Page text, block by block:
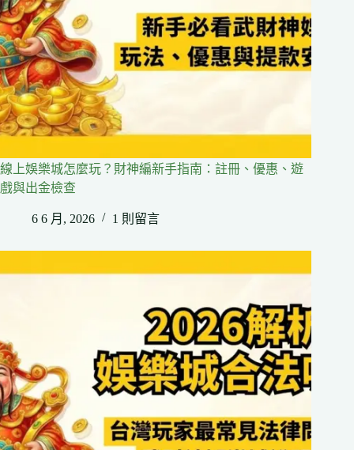
線上娛樂城怎麼玩？財神編新手指南：註冊、優惠、遊
戲與出金檢查
6 6 月, 2026 1 則留言